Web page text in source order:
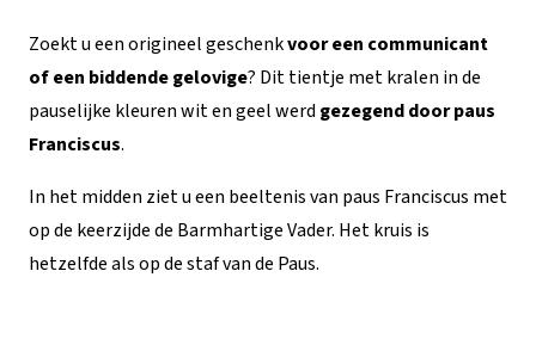
aantal
Zoekt u een origineel geschenkvoor een communicant
of een biddende gelovige? Dit tientje met kralen in de
pauselijke kleuren wit en geel werd gezegend door paus
Franciscus.
In het midden ziet u een beeltenis van paus Franciscus met
op de keerzijde de Barmhartige Vader. Het kruis is
hetzelfde als op de staf van de Paus.